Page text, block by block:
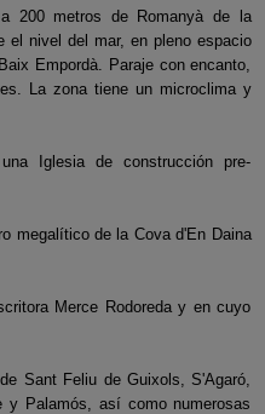
200 metros de Romanyà de la
el nivel del mar, en pleno espacio
Empordà. Paraje con encanto,
La zona tiene un microclima y
Iglesia de construcción pre-
megalítico de la Cova d'En Daina
Merce Rodoreda y en cuyo
Sant Feliu de Guixols, S'Agaró,
y Palamós, así como numerosas